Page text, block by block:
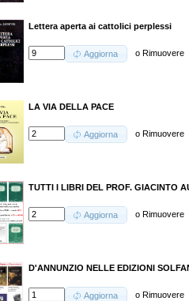
Lettera aperta ai cattolici perplessi
Aggiorna oRimuovere
LA VIA DELLA PACE
Aggiorna oRimuovere
TUTTI I LIBRI DEL PROF. GIACINTO
Aggiorna oRimuovere
D'ANNUNZIO NELLE EDIZIONI
Aggiorna oRimuovere